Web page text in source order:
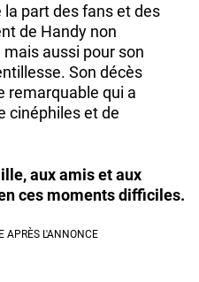
part des fans et des
de Handy non
aussi pour son
Son décès
remarquable qui a
cinéphiles et de
aux amis et aux
ces moments difficiles.